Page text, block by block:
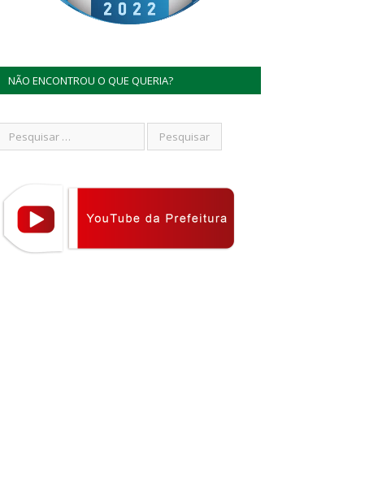
NÃO ENCONTROU O QUE QUERIA?